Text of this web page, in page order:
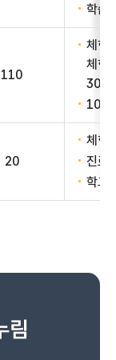
학습
110
체험
체험
10분
20
체험
진로
학교